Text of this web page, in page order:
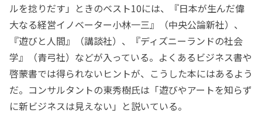
ルを捻りだす」ときのベスト10には、『日本が生んだ偉
大なる経営イノベーター小林一三』（中央公論新社）、
『遊びと人間』（講談社）、『ディズニーランドの社会
学』（青弓社）などが入っている。よくあるビジネス書や
啓蒙書では得られないヒントが、こうした本にはあるよう
だ。コンサルタントの東秀樹氏は「遊びやアートを知らず
に新ビジネスは見えない」と説いている。